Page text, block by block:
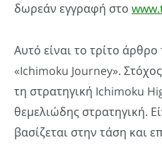
δωρεάν εγγραφή στο
Αυτό είναι το τρίτο
«Ichimoku Journey».
τη στρατηγική Ichimoku
θεμελιώδης στρατηγική.
βασίζεται στην τάση και